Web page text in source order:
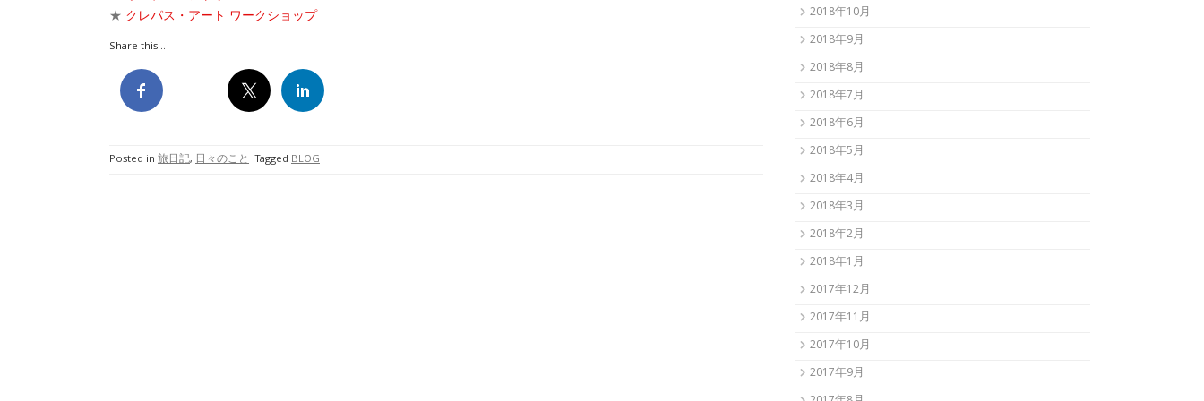
★ クレパス・アート ワークショップ
Share this...
Posted in 旅日記, 日々のこと Tagged BLOG
2018年10月
2018年9月
2018年8月
2018年7月
2018年6月
2018年5月
2018年4月
2018年3月
2018年2月
2018年1月
2017年12月
2017年11月
2017年10月
2017年9月